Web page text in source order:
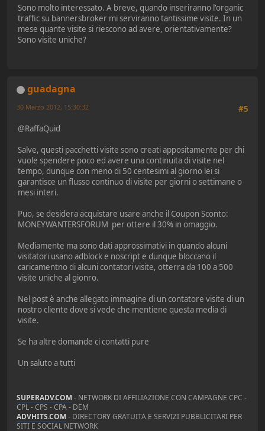
Sono molto interessato. A breve, quando inseriranno l'organic
traffic su bannersbroker mi serviranno tantissime visite. In un
mese quante visite si riescono ad avere, orientativamente?
Sono visite uniche?
guadagna
#5
30 Marzo 2012, 15:30:32
@RaffaQuid
Salve, questi pacchetti visite sono creati appositamente per chi
vuole spendere poco ed avere una continuita di visite nel
tempo, dunque con meno di 50 centesimi al giorno lei si
garantisce un flusso continuo di visite per giorni o settimane o
mesi interi.
Puo, se desidera acquistare usare anche il Coupon Sconto:
MONEYWANTERSFORUM per ottere il 30% in omaggio.
Mediamente ma sono dati approssimativi in quando alcuni
visitatori usano adblock e noscript e dunque bloccano il
caricamentno di alcuni contatori visite, otterra da 100 a 500
visite uniche al gionro.
Nel post è anche allegato immagine di un contatore visite di un
nostro cliente dove si vede che mentiene questa media di
visite.
Se ha altre domande ci contatti pure
Un saluto a tutti
SUPERADV.COM- NETWORK DI AFFILIAZIONE CON CAMPAGNE CPC -
CPL - CPS - CPA - DEM
ADVHITS.COM- DIRECTORY GRATUITA E SERVIZI PUBBLICITARI PER
SITI E SOCIAL NETWORK